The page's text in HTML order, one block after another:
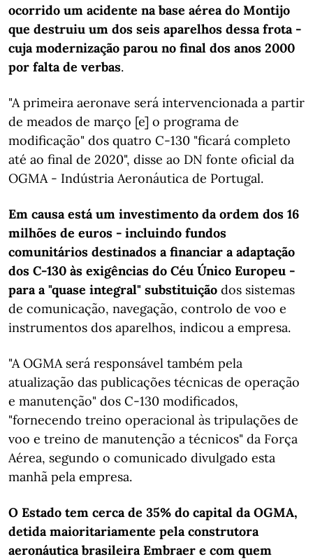
ocorrido um acidente na base aérea do Montijo
que destruiu um dos seis aparelhos dessa frota -
cuja modernização parou no final dos anos 2000
por falta de verbas.
"A primeira aeronave será intervencionada a partir
de meados de março [e] o programa de
modificação" dos quatro C-130 "ficará completo
até ao final de 2020", disse ao DN fonte oficial da
OGMA - Indústria Aeronáutica de Portugal.
Em causa está um investimento da ordem dos 16
milhões de euros - incluindo fundos
comunitários destinados a financiar a adaptação
dos C-130 às exigências do Céu Único Europeu -
para a "quase integral" substituição dos sistemas
de comunicação, navegação, controlo de voo e
instrumentos dos aparelhos, indicou a empresa.
"A OGMA será responsável também pela
atualização das publicações técnicas de operação
e manutenção" dos C-130 modificados,
"fornecendo treino operacional às tripulações de
voo e treino de manutenção a técnicos" da Força
Aérea, segundo o comunicado divulgado esta
manhã pela empresa.
O Estado tem cerca de 35% do capital da OGMA,
detida maioritariamente pela construtora
aeronáutica brasileira Embraer e com quem